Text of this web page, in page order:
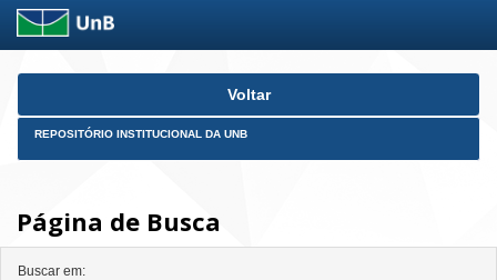
Skip
Voltar
REPOSITÓRIO INSTITUCIONAL DA UNB
Página de Busca
Buscar em: